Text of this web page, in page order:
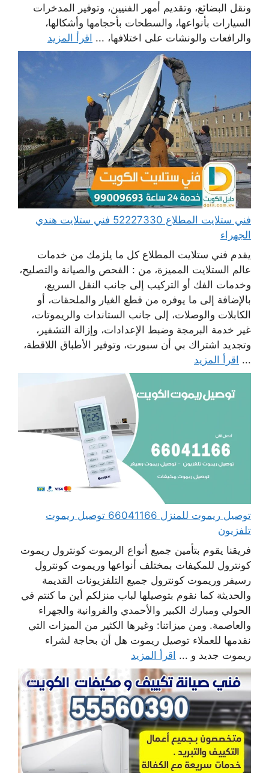
ونقل البضائع، وتقديم أمهر الفنيين، وتوفير المدخرات
السيارات بأنواعها، والسطحات بأحجامها وأشكالها،
والرافعات والونشات على اختلافها، ... اقرأ المزيد
فني ستلايت المطلاع 52227330 فني ستلايت هندي
الجهراء
يقدم فني ستلايت المطلاع كل ما يلزمك من خدمات
عالم الستلايت المميزة، من : الفحص والصيانة والتصليح،
وخدمات الفك أو التركيب إلى جانب النقل السريع،
بالإضافة إلى ما يوفره من قطع الغيار والملحقات، أو
الكابلات والوصلات، إلى جانب الستاندات والريموتات،
غير خدمة البرمجة وضبط الإعدادات، وإزالة التشفير،
وتجديد اشتراك بي أن سبورت، وتوفير الأطباق اللاقطة،
... اقرأ المزيد
توصيل ريموت للمنزل 66041166 توصيل ريموت
تلفزيون
فريقنا يقوم بتأمين جميع أنواع الريموت كونترول ريموت
كونترول للمكيفات بمختلف أنواعها وريموت كونترول
رسيفر وريموت كونترول جميع التلفزيونات القديمة
والحديثة كما نقوم بتوصيلها لباب منزلكم أين ما كنتم في
الحولي ومبارك الكبير والأحمدي والفروانية والجهراء
والعاصمة. ومن ميزاتنا: وغيرها الكثير من الميزات التي
نقدمها للعملاء توصيل ريموت هل أن بحاجة لشراء
ريموت جديد و ... اقرأ المزيد